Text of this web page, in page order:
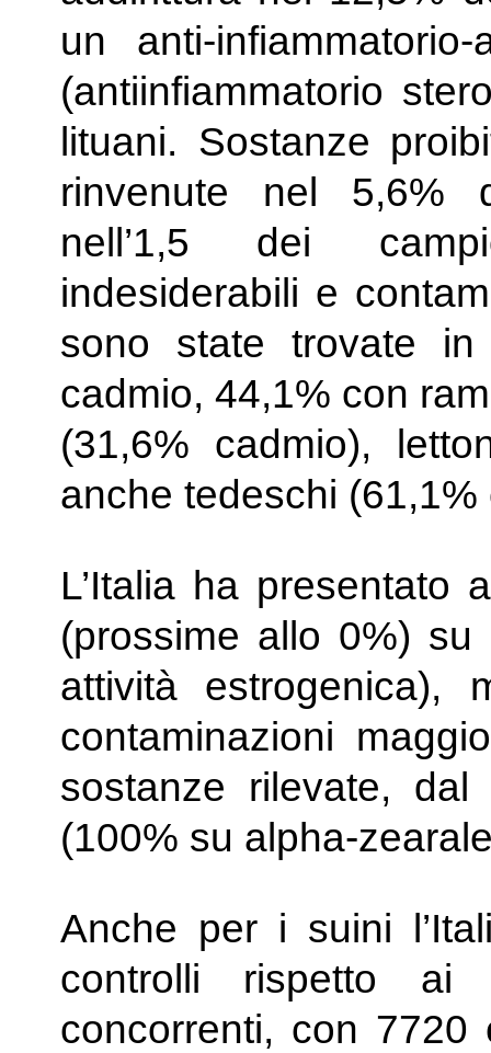
un anti-
(antiinfiammatorio
lituani. Sostanze
rinvenute nel 5,6%
nell’1,5 dei
indesiderabili e
sono state trovate
cadmio, 44,1% con
(31,6% cadmio),
anche tedeschi
L’Italia ha presentato
(prossime allo 0%) su
attività estrogenica),
contaminazioni
sostanze rilevate,
(100% su alpha-
Anche per i suini
controlli rispetto ai
concorrenti, con